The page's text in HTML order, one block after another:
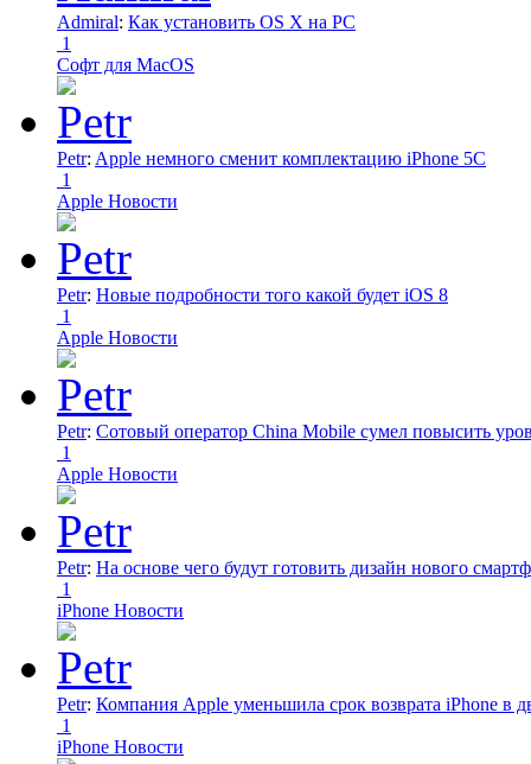
Admiral: Как установить OS X на PC
1
Софт для MacOS
Petr: Apple немного сменит комплектацию iPhone 5C
1
Apple Новости
Petr: Новые подробности того какой будет iOS 8
1
Apple Новости
Petr: Сотовый оператор China Mobile сумел повысить
1
Apple Новости
Petr: На основе чего будут готовить дизайн нового
1
iPhone Новости
Petr: Компания Apple уменьшила срок возврата iPhone в
1
iPhone Новости